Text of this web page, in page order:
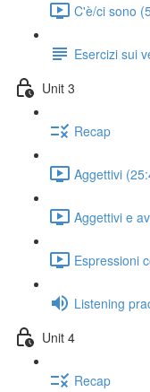
C'è/ci sono
Esercizi sui
Unit 3
Recap
Aggettivi
Aggettivi e
Espressioni
Listening
Unit 4
Recap